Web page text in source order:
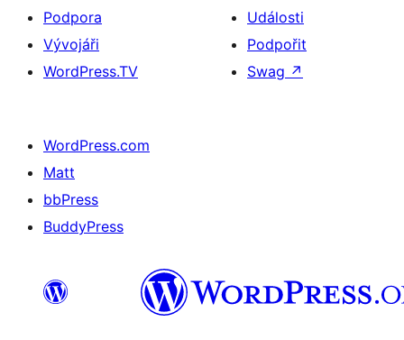
Podpora
Vývojáři
WordPress.TV
Události
Podpořit
Swag ↗
WordPress.com
Matt
bbPress
BuddyPress